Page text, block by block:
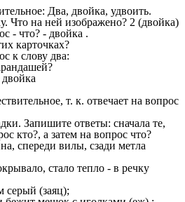
Два, двойка, удвоить.
Что на ней изображено? 2 (двойка)
- что? - двойка .
карточках?
к слову два:
т. к. отвечает на вопрос
Запишите ответы: сначала те,
кто?, а затем на вопрос что?
спереди вилы, сзади метла
стало тепло - в речку
серый (заяц);